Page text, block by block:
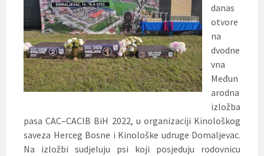
danas
otvore
na
dvodne
vna
Međun
arodna
izložba
pasa CAC–CACIB BiH 2022, u organizaciji Kinološkog
saveza Herceg Bosne i Kinološke udruge Domaljevac.
Na izložbi sudjeluju psi koji posjeduju rodovnicu